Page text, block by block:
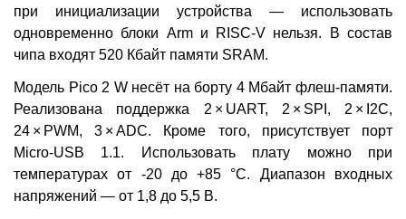
при инициализации устройства — использовать
одновременно блоки Arm и RISC-V нельзя. В состав
чипа входят 520 Кбайт памяти SRAM.
Модель Pico 2 W несёт на борту 4 Мбайт флеш-памяти.
Реализована поддержка 2 × UART, 2 × SPI, 2 × I2C,
24 × PWM, 3 × ADC. Кроме того, присутствует порт
Micro-USB 1.1. Использовать плату можно при
температурах от -20 до +85 °C. Диапазон входных
напряжений — от 1,8 до 5,5 В.